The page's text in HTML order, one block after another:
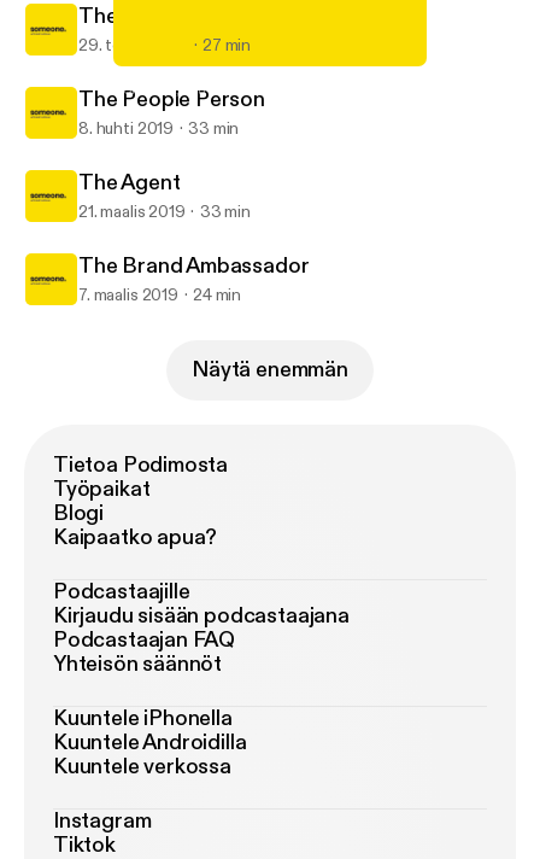
Someone, with David Hutchinson
The Survivor
29. touko 2019 27 min
The People Person
8. huhti 2019 33 min
The Agent
21. maalis 2019 33 min
The Brand Ambassador
7. maalis 2019 24 min
Näytä enemmän
Tietoa Podimosta
Työpaikat
Blogi
Kaipaatko apua?
Podcastaajille
Kirjaudu sisään podcastaajana
Podcastaajan FAQ
Yhteisön säännöt
Kuuntele iPhonella
Kuuntele Androidilla
Kuuntele verkossa
Instagram
Tiktok